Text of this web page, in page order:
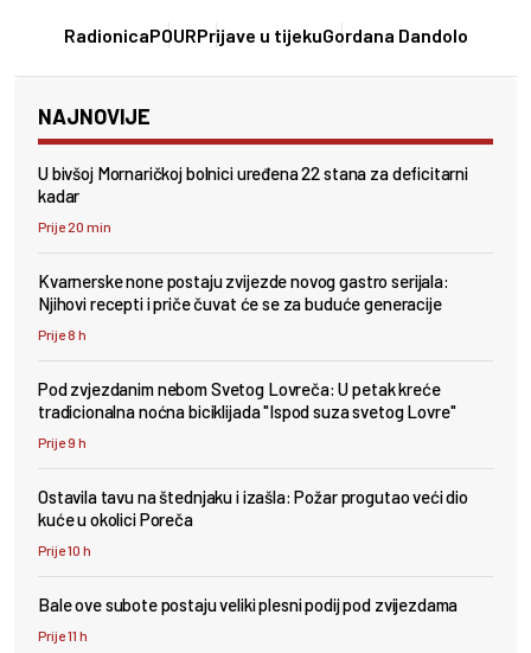
RadionicaPOURPrijave u tijekuGordana Dandolo
NAJNOVIJE
U bivšoj Mornaričkoj bolnici uređena 22 stana za deficitarni
kadar
Prije 20 min
Kvarnerske none postaju zvijezde novog gastro serijala:
Njihovi recepti i priče čuvat će se za buduće generacije
Prije 8 h
Pod zvjezdanim nebom Svetog Lovreča: U petak kreće
tradicionalna noćna biciklijada "Ispod suza svetog Lovre"
Prije 9 h
Ostavila tavu na štednjaku i izašla: Požar progutao veći dio
kuće u okolici Poreča
Prije 10 h
Bale ove subote postaju veliki plesni podij pod zvijezdama
Prije 11 h